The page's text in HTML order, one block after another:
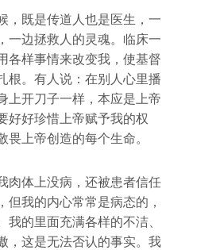
，既是传道人也是医生，一
一边拯救人的灵魂。临床一
各样事情来改变我，使基督
根。有人说：在别人心里播
上开刀子一样，本应是上帝
好好珍惜上帝赋予我的权
畏上帝创造的每个生命。
肉体上没病，还被患者信任
但我的内心常常是病态的，
我的里面充满各样的不洁、
，这是无法否认的事实。我